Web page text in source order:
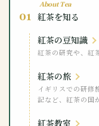
About Tea
01 紅茶を知る
紅茶の豆知識
紅茶の研究や、紅
紅茶の旅
イギリスでの研修
記など、紅茶の国
紅茶教室